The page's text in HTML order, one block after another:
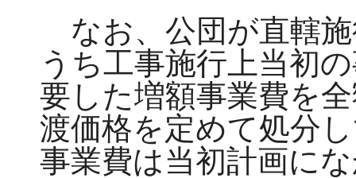
なお、公団が直轄
うち工事施行上当初
要した増額事業費を
渡価格を定めて処分
事業費は当初計画に